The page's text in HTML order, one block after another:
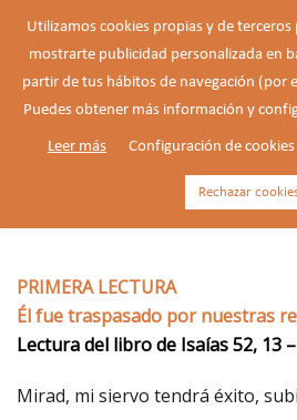
18/04/2025 –
la Pasión del
PRIMERA LECTURA
Él fue traspasado por nuestras
Lectura del libro de Isaías 52, 13
Mirad, mi siervo tendrá éxito,
Utilizamos cookies propias y de terceros
mostrarte publicidad personalizada en
partir de tus hábitos de navegación (por
Puedes obtener más información y
Leer más Configuración de cookies
Rechazar